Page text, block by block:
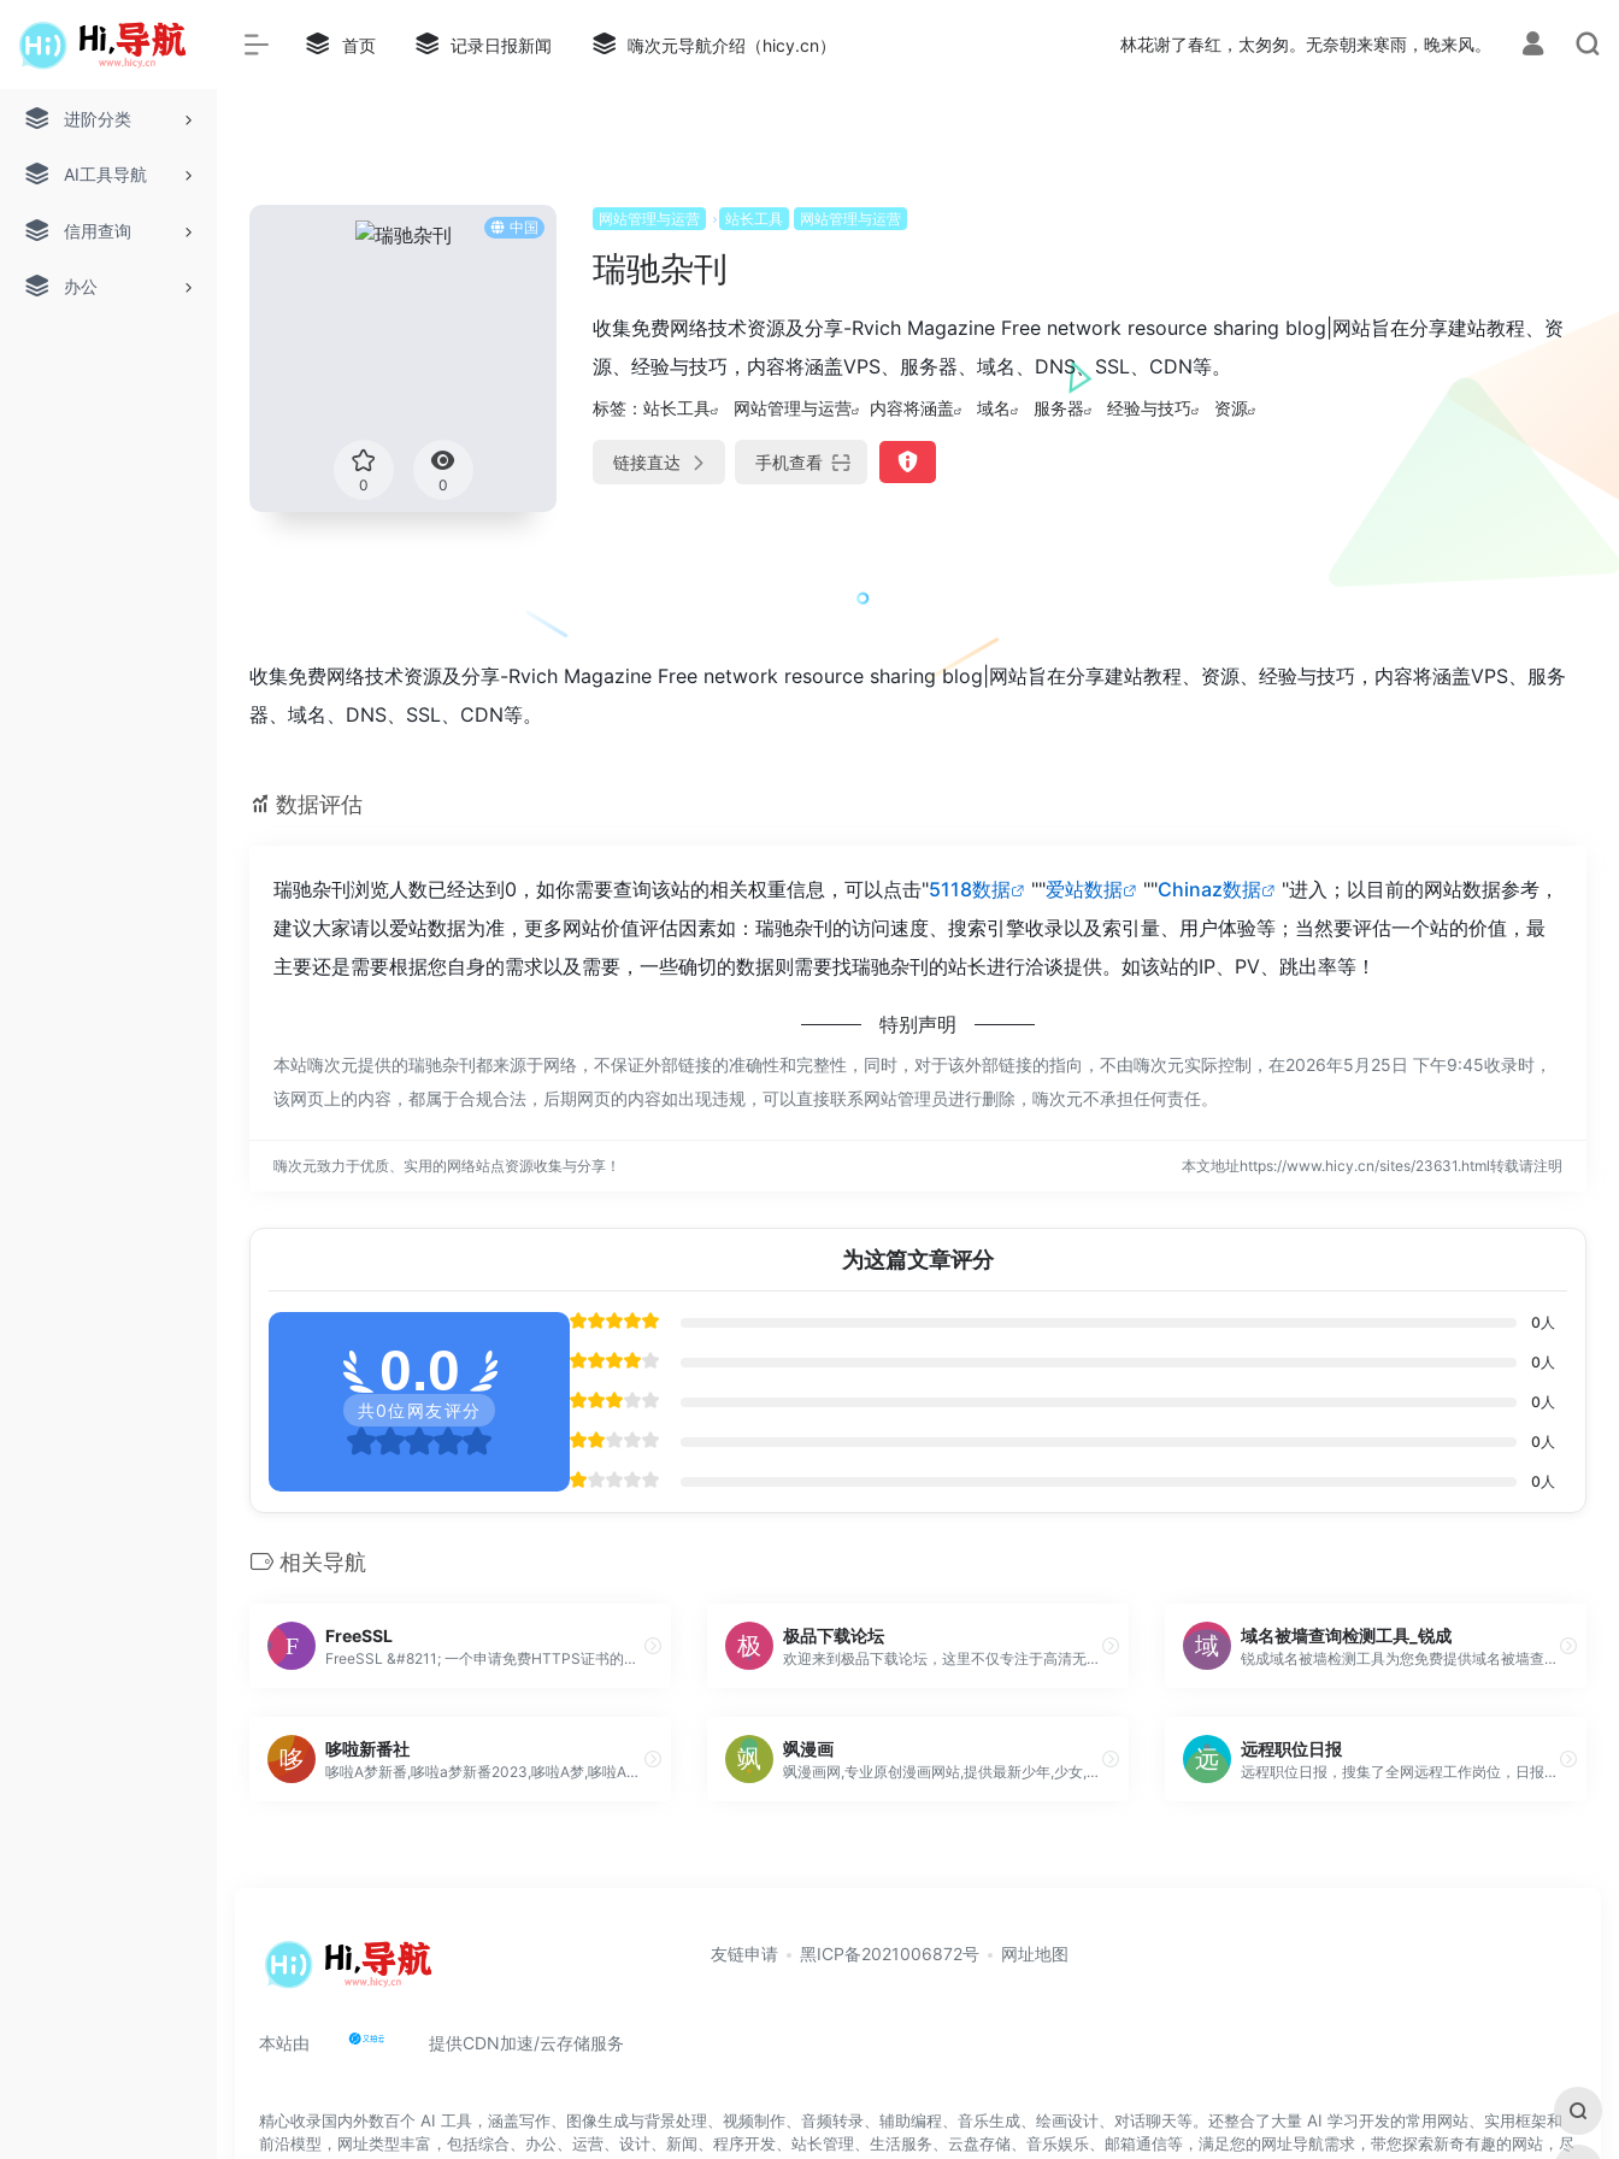
进阶分类
AI工具导航
信用查询
办公
首页 记录日报新闻 嗨次元导航介绍（hicy.cn） 林花谢了春红，太匆匆。无奈朝来寒雨，晚来风。
中国
0 0
网站管理与运营 站长工具 网站管理与运营
瑞驰杂刊
收集免费网络技术资源及分享-Rvich Magazine Free network resource sharing blog|网站旨在分享建站教程、资
源、经验与技巧，内容将涵盖VPS、服务器、域名、DNS、SSL、CDN等。
标签： 站长工具 网站管理与运营 内容将涵盖 域名 服务器 经验与技巧 资源
链接直达 手机查看
收集免费网络技术资源及分享-Rvich Magazine Free network resource sharing blog|网站旨在分享建站教程、资源、经验与技巧，内容将涵盖VPS、服务
器、域名、DNS、SSL、CDN等。
数据评估
瑞驰杂刊浏览人数已经达到0，如你需要查询该站的相关权重信息，可以点击"5118数据 ""爱站数据 ""Chinaz数据
"进入；以目前的网站数据参考，
建议大家请以爱站数据为准，更多网站价值评估因素如：瑞驰杂刊的访问速度、搜索引擎收录以及索引量、用户体验等；当然要评估一个站的价值，最
主要还是需要根据您自身的需求以及需要，一些确切的数据则需要找瑞驰杂刊的站长进行洽谈提供。如该站的IP、PV、跳出率等！
特别声明
本站嗨次元提供的瑞驰杂刊都来源于网络，不保证外部链接的准确性和完整性，同时，对于该外部链接的指向，不由嗨次元实际控制，在2026年5月25日 下午9:45收录时，
该网页上的内容，都属于合规合法，后期网页的内容如出现违规，可以直接联系网站管理员进行删除，嗨次元不承担任何责任。
嗨次元致力于优质、实用的网络站点资源收集与分享！ 本文地址https://www.hicy.cn/sites/23631.html转载请注明
为这篇文章评分
0.0
共0位网友评分
0 人
0 人
0 人
0 人
0 人
相关导航
FreeSSL
FreeSSL &#8211; 一个申请免费HTTPS证书的网站,免费HTTPS证书,免费SSL证书,免费证书
极品下载论坛
欢迎来到极品下载论坛，这里不仅专注于高清无损音乐MV的搜集下载，更是教育教学的最佳学习分享之地。
域名被墙查询检测工具_锐成
锐成域名被墙检测工具为您免费提供域名被墙查询，此工具支持查询域名在全球的访问情况
哆啦新番社
哆啦A梦新番,哆啦a梦新番2023,哆啦A梦,哆啦A梦剧场版,机器猫,梦蓝字幕组,银光字幕组,哆啦新番社,ドラえもん
飒漫画
飒漫画网,专业原创漫画网站,提供最新少年,少女,耽美,后宫,热血,校园,推理,恐怖等漫画大全阅读,是最好看的在线漫画网。看漫画,就上飒漫画网！
远程职位日报
远程职位日报，搜集了全网远程工作岗位，日报日更新
本站由 提供CDN加速/云存储服务
友链申请 黑ICP备2021006872号 网址地图
精心收录国内外数百个 AI 工具，涵盖写作、图像生成与背景处理、视频制作、音频转录、辅助编程、音乐生成、绘画设计、对话聊天等。还整合了大量 AI 学习开发的常用网站、实用框架和
前沿模型，网址类型丰富，包括综合、办公、运营、设计、新闻、程序开发、站长管理、生活服务、云盘存储、音乐娱乐、邮箱通信等，满足您的网址导航需求，带您探索新奇有趣的网站，尽